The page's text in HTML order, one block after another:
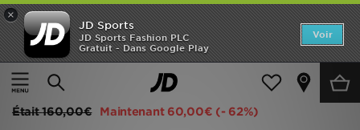
×
JD Sports
JD Sports Fashion PLC
Gratuit - Dans Google Play
Voir
Accueil
Femme Chaussures Femme Baskets
New Balance 1906R Femme
Était160,00€ Maintenant 60,00€ (- 62%)
Accueil
Nouveautés